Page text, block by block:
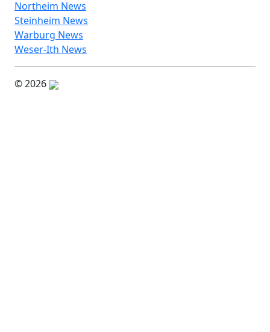
Northeim News
Steinheim News
Warburg News
Weser-Ith News
© 2026